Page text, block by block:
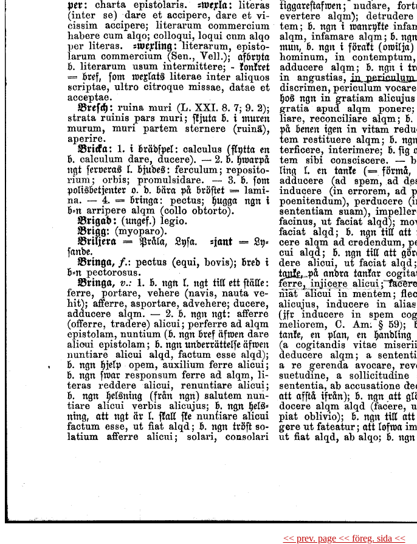
<< prev. page << föreg. sida <<